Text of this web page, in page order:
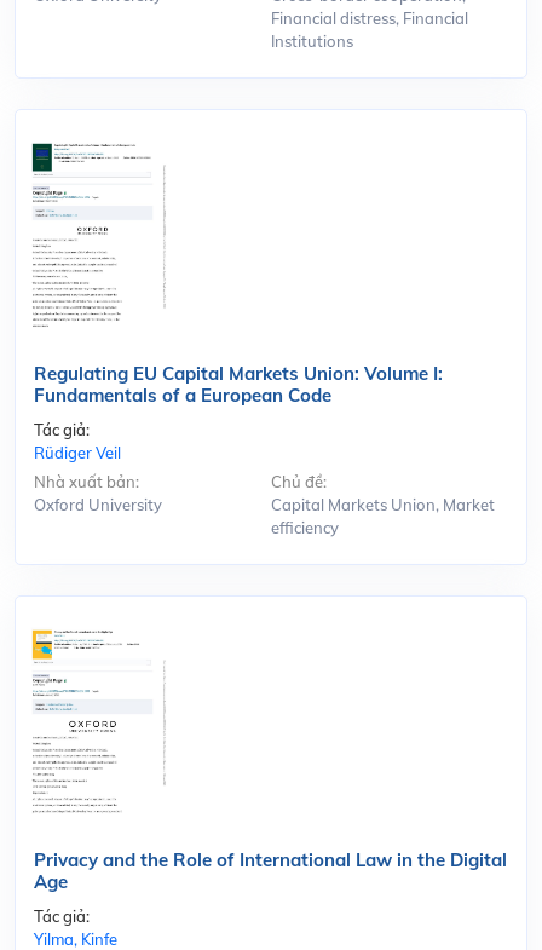
Financial distress, Financial
Institutions
Regulating EU Capital Markets Union: Volume I:
Fundamentals of a European Code
Tác giả:
Rüdiger Veil
Nhà xuất bản:
Oxford University
Chủ đề:
Capital Markets Union, Market
efficiency
Privacy and the Role of International Law in the Digital
Age
Tác giả:
Yilma, Kinfe